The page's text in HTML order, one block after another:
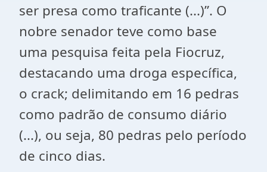
ser presa como traficante (...)”. O
nobre senador teve como base
uma pesquisa feita pela Fiocruz,
destacando uma droga específica,
o crack; delimitando em 16 pedras
como padrão de consumo diário
(...), ou seja, 80 pedras pelo período
de cinco dias.